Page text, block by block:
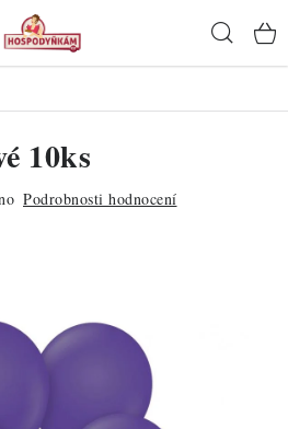
10ks
Podrobnosti hodnocení